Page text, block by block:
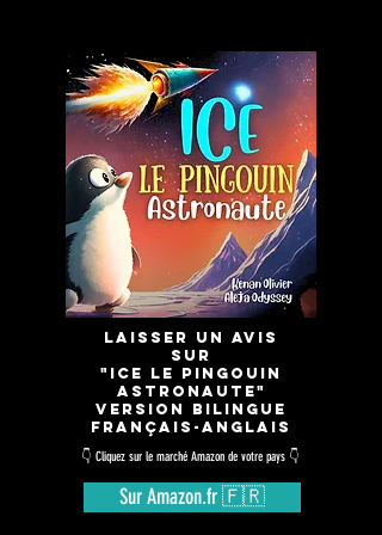
LAISSER UN avis
SUR
"ICE LE PINGOUIN
ASTRONAUTE"
Version Bilingue
Français-anglais
👇 Cliquez sur le marché Amazon de votre pays 👇
Sur Amazon.fr 🇫🇷